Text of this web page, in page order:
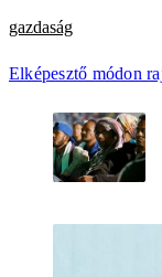
gazdaság
Elképesztő módon